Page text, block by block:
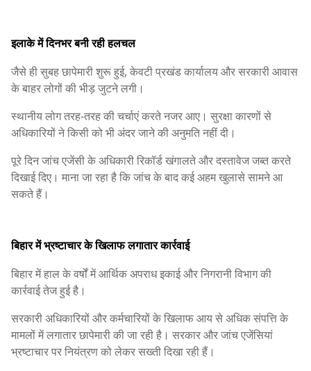
इलाके में दिनभर बनी रही हलचल
जैसे ही सुबह छापेमारी शुरू हुई, केवटी प्रखंड कार्यालय और सरकारी आवास
के बाहर लोगों की भीड़ जुटने लगी।
स्थानीय लोग तरह-तरह की चर्चाएं करते नजर आए। सुरक्षा कारणों से
अधिकारियों ने किसी को भी अंदर जाने की अनुमति नहीं दी।
पूरे दिन जांच एजेंसी के अधिकारी रिकॉर्ड खंगालते और दस्तावेज जब्त करते
दिखाई दिए। माना जा रहा है कि जांच के बाद कई अहम खुलासे सामने आ
सकते हैं।
बिहार में भ्रष्टाचार के खिलाफ लगातार कार्रवाई
बिहार में हाल के वर्षों में आर्थिक अपराध इकाई और निगरानी विभाग की
कार्रवाई तेज हुई है।
सरकारी अधिकारियों और कर्मचारियों के खिलाफ आय से अधिक संपत्ति के
मामलों में लगातार छापेमारी की जा रही है। सरकार और जांच एजेंसियां
भ्रष्टाचार पर नियंत्रण को लेकर सख्ती दिखा रही हैं।